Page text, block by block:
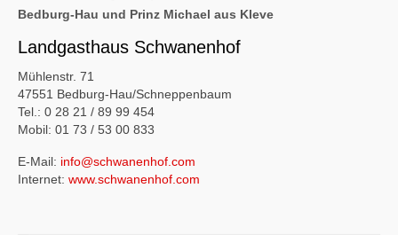
Bedburg-Hau und Prinz Michael aus Kleve
Landgasthaus Schwanenhof
Mühlenstr. 71
47551 Bedburg-Hau/Schneppenbaum
Tel.: 0 28 21 / 89 99 454
Mobil: 01 73 / 53 00 833
E-Mail: info@schwanenhof.com
Internet: www.schwanenhof.com